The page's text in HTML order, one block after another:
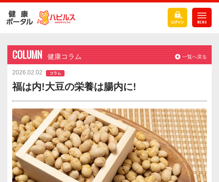
COLUMN 健康コラム 一覧へ戻る
2026.02.02 コラム
福は内!大豆の栄養は腸内に!